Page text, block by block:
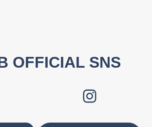
OFFICIAL SNS
Instagram